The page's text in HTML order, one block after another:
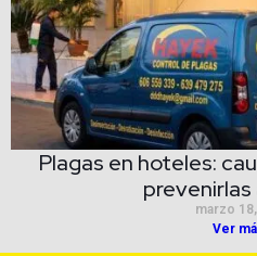
Plagas en hoteles:
marzo
Ver